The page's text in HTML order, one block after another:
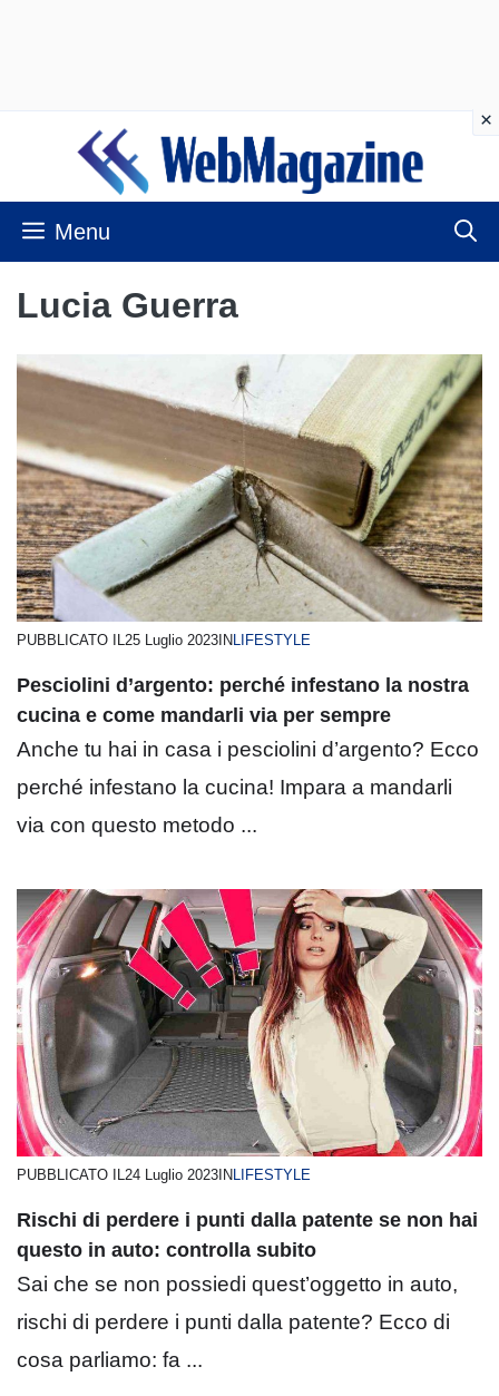
contenuto
Menu
Lucia Guerra
PUBBLICATO IL 25 Luglio 2023 IN LIFESTYLE
Pesciolini d’argento: perché infestano la nostra
cucina e come mandarli via per sempre
Anche tu hai in casa i pesciolini d’argento? Ecco
perché infestano la cucina! Impara a mandarli
via con questo metodo ...
PUBBLICATO IL 24 Luglio 2023 IN LIFESTYLE
Rischi di perdere i punti dalla patente se non hai
questo in auto: controlla subito
Sai che se non possiedi quest’oggetto in auto,
rischi di perdere i punti dalla patente? Ecco di
cosa parliamo: fa ...